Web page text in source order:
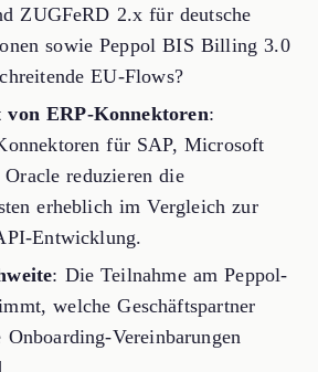
ZUGFeRD 2.x für deutsche
sowie Peppol BIS Billing 3.0
EU-Flows?
ERP-Konnektoren:
für SAP, Microsoft
reduzieren die
erheblich im Vergleich zur
Entwicklung.
: Die Teilnahme am Peppol-
welche Geschäftspartner
Vereinbarungen